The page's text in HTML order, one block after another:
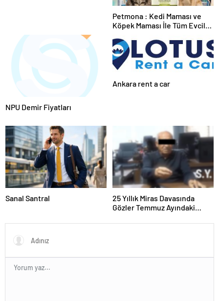
Petmona : Kedi Maması ve
Köpek Maması İle Tüm Evcil
NPU Demir Fiyatları
Ankara rent a car
Sanal Santral
25 Yıllık Miras Davasında
Gözler Temmuz Ayındaki